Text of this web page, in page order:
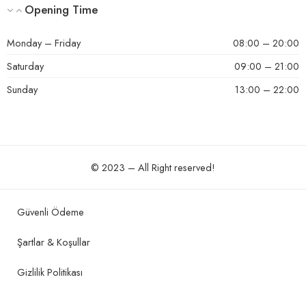
Opening Time
Monday – Friday
08:00 – 20:00
Saturday
09:00 – 21:00
Sunday
13:00 – 22:00
© 2023 – All Right reserved!
Güvenli Ödeme
Şartlar & Koşullar
Gizlilik Politikası